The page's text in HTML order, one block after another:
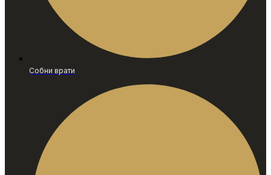
Собни врати